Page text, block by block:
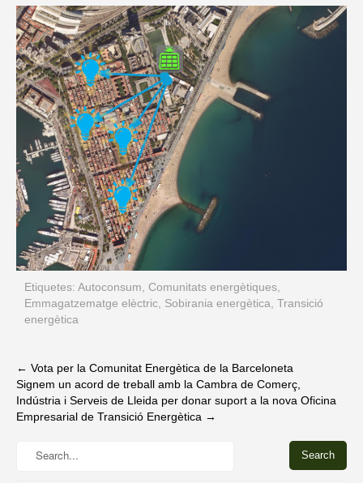
Etiquetes: Autoconsum Comunitats energètiques
Emmagatzematge elèctric Sobirania energètica Transició
energètica
Post
navigation
← Vota per la Comunitat Energètica de la Barceloneta
Signem un acord de treball amb la Cambra de Comerç,
Indústria i Serveis de Lleida per donar suport a la nova Oficina
Empresarial de Transició Energètica →